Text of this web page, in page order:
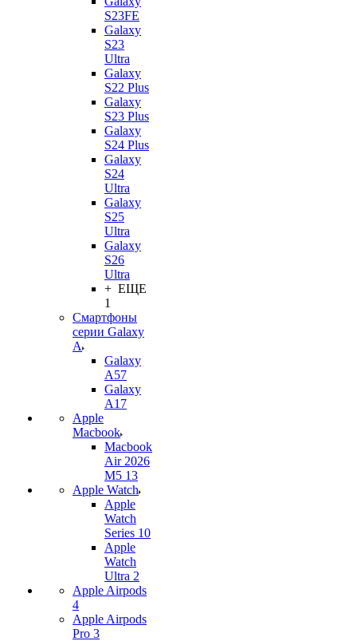
S23FE
Galaxy
S23
Ultra
Galaxy
S22 Plus
Galaxy
S23 Plus
Galaxy
S24 Plus
Galaxy
S24
Ultra
Galaxy
S25
Ultra
Galaxy
S26
Ultra
+ ЕЩЕ
1
Смартфоны
серии Galaxy
A
Galaxy
A57
Galaxy
A17
Apple
Macbook
Macbook
Air 2026
M5 13
Apple Watch
Apple
Watch
Series 10
Apple
Watch
Ultra 2
Apple Airpods
4
Apple Airpods
Pro 3